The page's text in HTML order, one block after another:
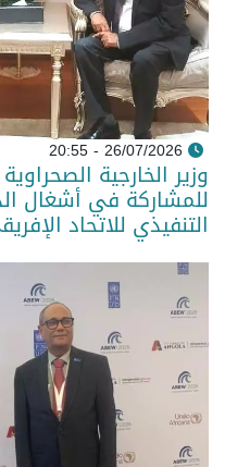
26/07/2026 - 20:55
وزير الخارجية
التنفيذي للاتحاد